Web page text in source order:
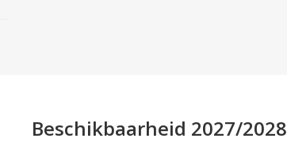
Beschikbaarheid 2027/2028